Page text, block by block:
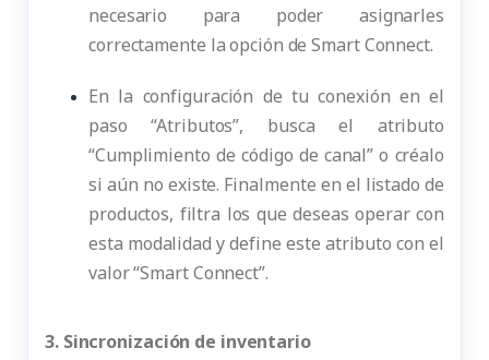
necesario para poder asignarles
correctamente la opción de Smart Connect.
En la configuración de tu conexión en el
paso “Atributos”, busca el atributo
“Cumplimiento de código de canal” o créalo
si aún no existe. Finalmente en el listado de
productos, filtra los que deseas operar con
esta modalidad y define este atributo con el
valor “Smart Connect”.
3. Sincronización de inventario